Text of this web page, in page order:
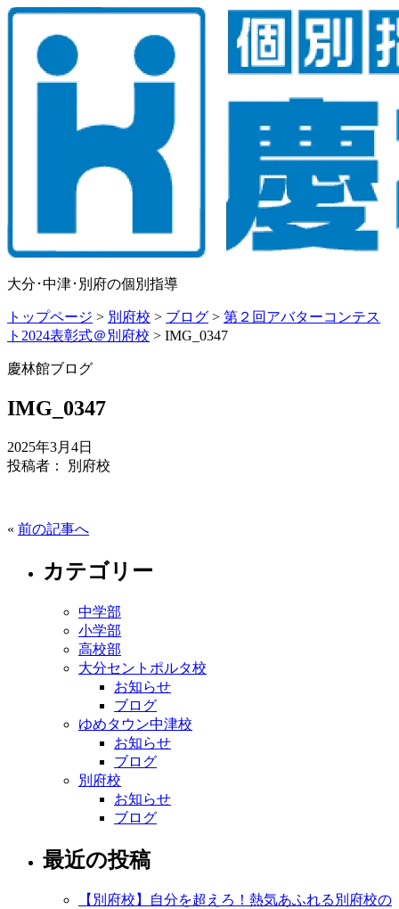
大分･中津･別府の個別指導
トップページ > 別府校 > ブログ > 第２回アバターコンテス
ト2024表彰式＠別府校 > IMG_0347
慶林館ブログ
IMG_0347
2025年3月4日
投稿者： 別府校
« 前の記事へ
カテゴリー
中学部
小学部
高校部
大分セントポルタ校
お知らせ
ブログ
ゆめタウン中津校
お知らせ
ブログ
別府校
お知らせ
ブログ
最近の投稿
【別府校】自分を超えろ！熱気あふれる別府校の